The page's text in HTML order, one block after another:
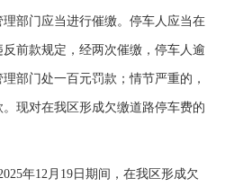
部门应当进行催缴。停车人应当在
前款规定，经两次催缴，停车人逾
部门处一百元罚款；情节严重的，
现对在我区形成欠缴道路停车费的
年12月19日期间，在我区形成欠